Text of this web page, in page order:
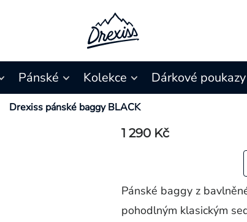
Pánské Kolekce Dárkové poukazy
Drexiss pánské baggy BLACK
1 290 Kč
Pánské baggy z
pohodlným klasickým